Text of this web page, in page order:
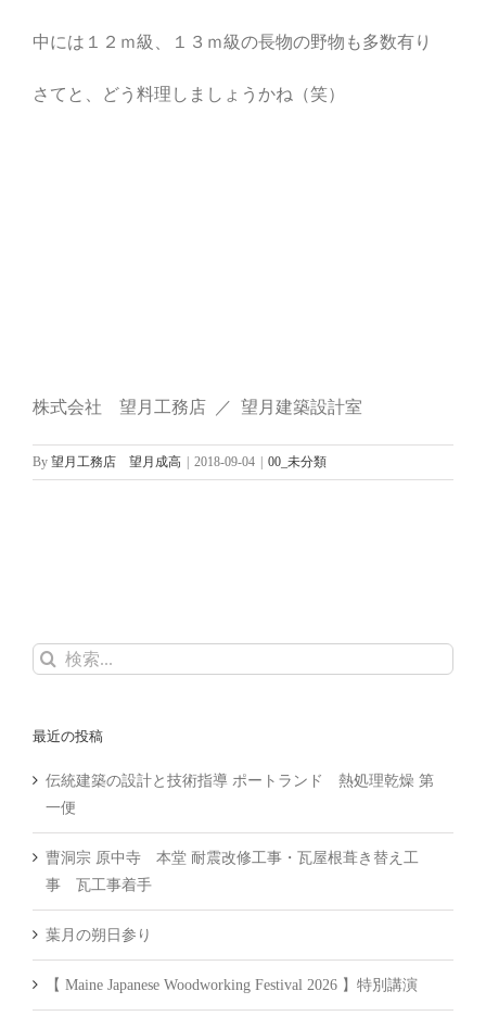
中には１２ｍ級、１３ｍ級の長物の野物も多数有り
さてと、どう料理しましょうかね（笑）
株式会社 望月工務店 ／ 望月建築設計室
By 望月工務店 望月成高 2018-09-04 00_未分類
検
最近の投稿
伝統建築の設計と技術指導 ポートランド 熱処理乾燥 第
一便
曹洞宗 原中寺 本堂 耐震改修工事・瓦屋根葺き替え工
事 瓦工事着手
葉月の朔日参り
【 Maine Japanese Woodworking Festival 2026 】特別講演